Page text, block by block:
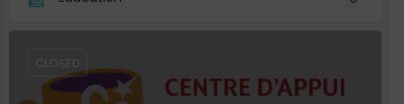
CLOSED